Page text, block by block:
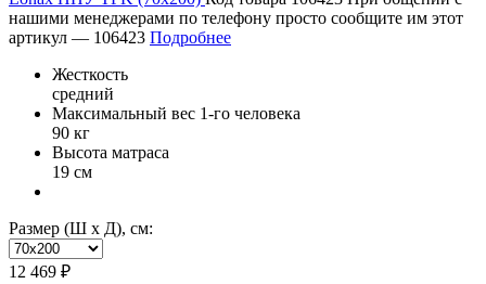
нашими менеджерами по телефону просто сообщите им этот
артикул — 106423 Подробнее
Жесткость
средний
Максимальный вес 1-го человека
90 кг
Высота матраса
19 см
Размер (Ш х Д), см:
12 469 ₽